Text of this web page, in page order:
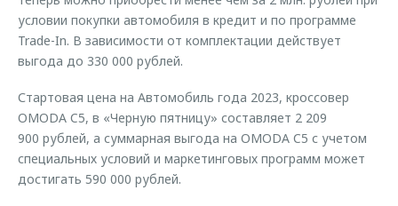
условии покупки автомобиля в кредит и по программе
Trade-In. В зависимости от комплектации действует
выгода до 330 000 рублей.
Стартовая цена на Автомобиль года 2023, кроссовер
OMODA C5, в «Черную пятницу» составляет 2 209
900 рублей, а суммарная выгода на OMODA C5 с учетом
специальных условий и маркетинговых программ может
достигать 590 000 рублей.